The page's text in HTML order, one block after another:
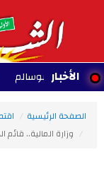
الأخبار
بوسالم 16:16 - 2026/08/06
الصفحة الرئيسية
وزارة المالية.. قائم الدين العمومي